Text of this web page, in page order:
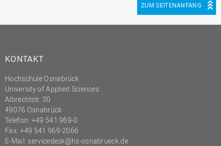
ZUM SEITENANFANG
KONTAKT
Hochschule Osnabrück
University of Applied Sciences
Albrechtstr. 30
49076 Osnabrück
Telefon: +49 541 969-0
Fax: +49 541 969-2066
E-Mail: servicedesk@hs-osnabrueck.de